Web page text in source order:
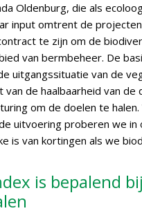
Oldenburg, die als
input omtrent de
te zijn om de
van bermbeheer. De
uitgangssituatie van de
van de haalbaarheid van
om de doelen te
uitvoering proberen we
is van kortingen als we
is bepalend